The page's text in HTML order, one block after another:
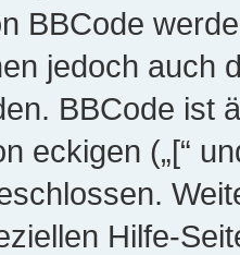
BBCode
jedoch auch
BBCode ist
eckigen („[“
Hilfe-